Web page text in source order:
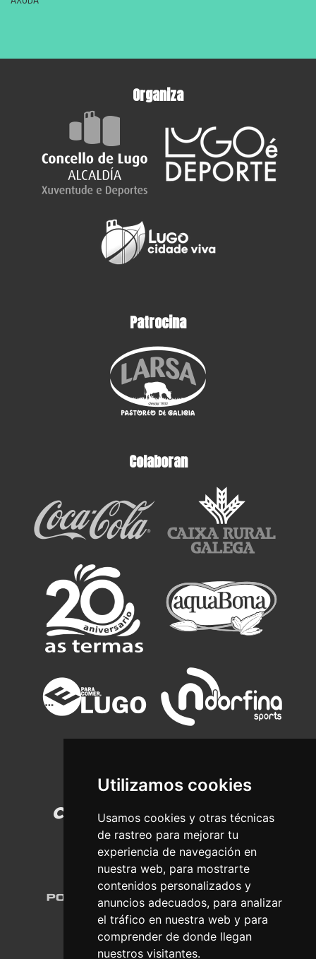
Utilizamos cookies
Usamos cookies y otras técnicas
de rastreo para mejorar tu
experiencia de navegación en
nuestra web, para mostrarte
contenidos personalizados y
anuncios adecuados, para analizar
el tráfico en nuestra web y para
comprender de donde llegan
nuestros visitantes.
Organiza
Patrocina
Colaboran